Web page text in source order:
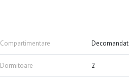
Compartimentare Decomandat
Dormitoare 2